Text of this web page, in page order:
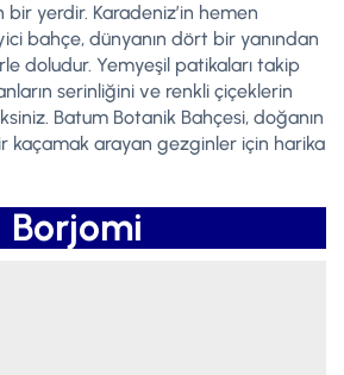
yerdir. Karadeniz’in hemen
bahçe, dünyanın dört bir yanından
doludur. Yemyeşil patikaları takip
serinliğini ve renkli çiçeklerin
Batum Botanik Bahçesi, doğanın
kaçamak arayan gezginler için harika
Borjomi